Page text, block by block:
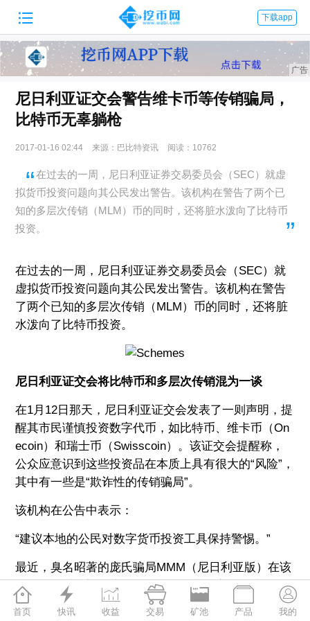
 下载app
尼日利亚证交会警告维卡币等传销骗局，
比特币无辜躺枪
2017-01-16 02:44 来源：巴比特资讯 阅读：10762
在过去的一周，尼日利亚证券交易委员会（SEC）就虚
拟货币投资问题向其公民发出警告。该机构在警告了两个已
知的多层次传销（MLM）币的同时，还将脏水泼向了比特币
投资。
在过去的一周，尼日利亚证券交易委员会（SEC）就
虚拟货币投资问题向其公民发出警告。该机构在警告
了两个已知的多层次传销（MLM）币的同时，还将脏
水泼向了比特币投资。
尼日利亚证交会将比特币和多层次传销混为一谈
在1月12日那天，尼日利亚证交会发表了一则声明，提
醒其市民谨慎投资数字代币，如比特币、维卡币（On
ecoin）和瑞士币（Swisscoin）。该证交会提醒称，
公众应意识到这些投资品在本质上具有很大的“风险”，
其中有一些是“欺诈性的传销骗局”。
该机构在公告中表示：
“建议本地的公民对数字货币投资工具保持警惕。”
最近，臭名昭著的庞氏骗局MMM（尼日利亚版）在该
国越来越受欢迎，这种多层次传销和金字塔式骗局已
吸引了该国金融机构的注意。当前，世界各地的执法

首页

快讯

收益

交易

矿池

产品

我的